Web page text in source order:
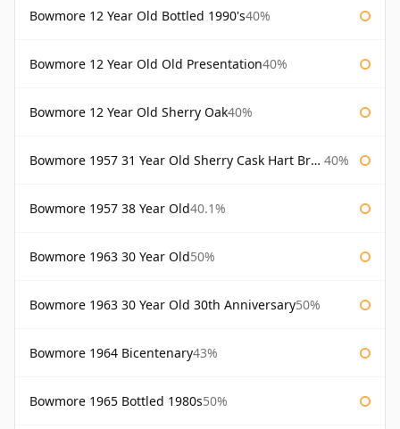
Bowmore 12 Year Old Bottled 1990's40%
Bowmore 12 Year Old Old Presentation40%
Bowmore 12 Year Old Sherry Oak40%
Bowmore 1957 31 Year Old Sherry Cask Hart Brothers 40%
Bowmore 1957 38 Year Old40.1%
Bowmore 1963 30 Year Old50%
Bowmore 1963 30 Year Old 30th Anniversary50%
Bowmore 1964 Bicentenary43%
Bowmore 1965 Bottled 1980s50%